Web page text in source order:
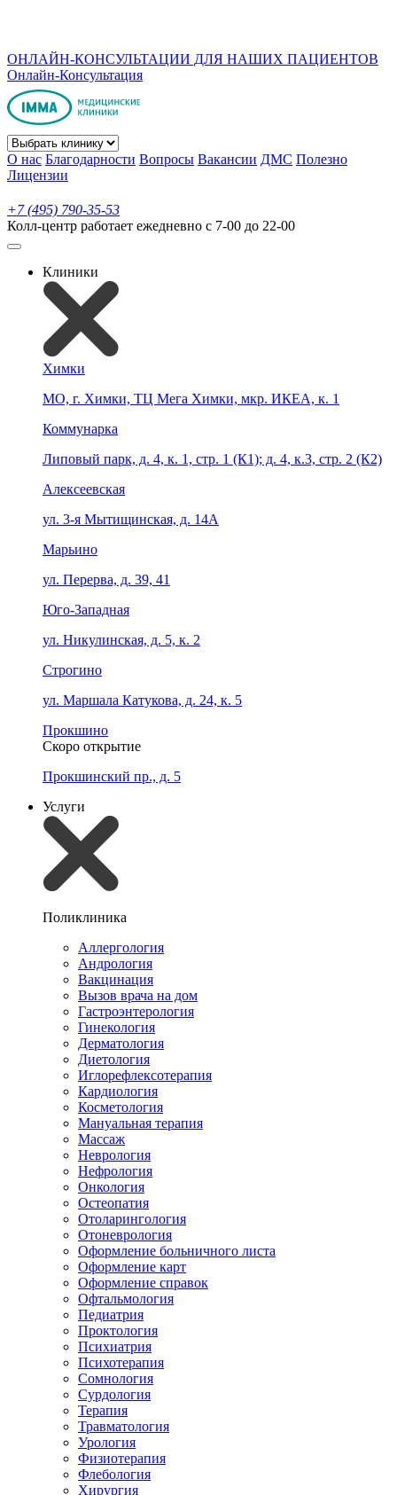
ОНЛАЙН-КОНСУЛЬТАЦИИ ДЛЯ НАШИХ ПАЦИЕНТОВ
Онлайн-Консультация
О нас Благодарности Вопросы Вакансии ДМС Полезно
Лицензии
+7 (495) 790-35-53
Колл-центр работает ежедневно с 7-00 до 22-00
Клиники
Химки
МО, г. Химки, ТЦ Мега Химки, мкр. ИКЕА, к. 1
Коммунарка
Липовый парк, д. 4, к. 1, стр. 1 (К1); д. 4, к.3, стр. 2 (К2)
Алексеевская
ул. 3-я Мытищинская, д. 14А
Марьино
ул. Перерва, д. 39, 41
Юго-Западная
ул. Никулинская, д. 5, к. 2
Строгино
ул. Маршала Катукова, д. 24, к. 5
Прокшино
Скоро открытие
Прокшинский пр., д. 5
Услуги
Поликлиника
Аллергология
Андрология
Вакцинация
Вызов врача на дом
Гастроэнтерология
Гинекология
Дерматология
Диетология
Иглорефлексотерапия
Кардиология
Косметология
Мануальная терапия
Массаж
Неврология
Нефрология
Онкология
Остеопатия
Отоларингология
Отоневрология
Оформление больничного листа
Оформление карт
Оформление справок
Офтальмология
Педиатрия
Проктология
Психиатрия
Психотерапия
Сомнология
Сурдология
Терапия
Травматология
Урология
Физиотерапия
Флебология
Хирургия